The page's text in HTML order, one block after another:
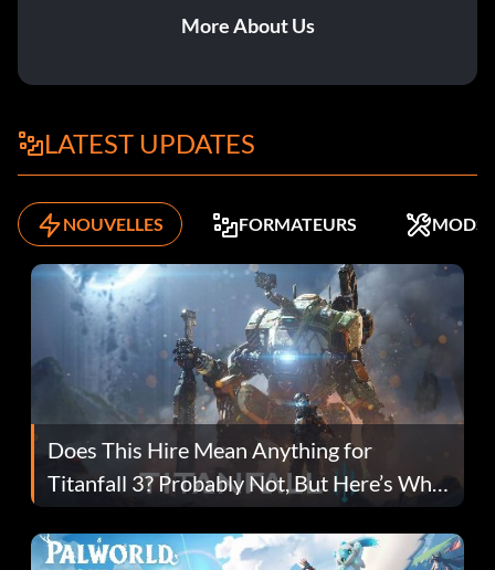
More About Us
LATEST UPDATES
NOUVELLES FORMATEURS MODS
Does This Hire Mean Anything for
Titanfall 3? Probably Not, But Here’s Why
Fans Are Hopeful